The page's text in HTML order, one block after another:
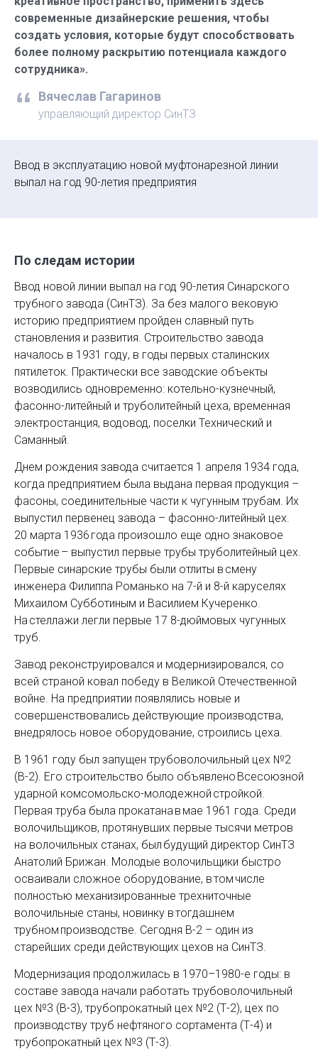
современные дизайнерские решения, чтобы
создать условия, которые будут способствовать
более полному раскрытию потенциала каждого
сотрудника».
Вячеслав Гагаринов
управляющий директор СинТЗ
Ввод в эксплуатацию новой муфтонарезной линии
выпал на год 90-летия предприятия
По следам истории
Ввод новой линии выпал на год 90-летия Синарского
трубного завода (СинТЗ). За без малого вековую
историю предприятием пройден славный путь
становления и развития. Строительство завода
началось в 1931 году, в годы первых сталинских
пятилеток. Практически все заводские объекты
возводились одновременно: котельно-­кузнечный,
фасонно-литейный и труболитейный цеха, временная
электростанция, водовод, поселки Технический и
Саманный.
Днем рождения завода считается 1 апреля 1934 года,
когда предприятием была выдана первая продукция –
фасоны, соединительные части к чугунным трубам. Их
выпустил первенец завода – фасонно-литейный цех.
20 марта 1936 года произошло еще одно знаковое
событие – выпустил первые трубы труболитейный цех.
Первые синарские трубы были отлиты в смену
инженера Филиппа Романько на 7-й и 8-й каруселях
Михаилом Субботиным и Василием Кучеренко.
На стеллажи легли первые 17 8-дюймовых чугунных
труб.
Завод реконструировался и модернизировался, со
всей страной ковал победу в Великой Отечественной
войне. На предприятии появлялись новые и
совершенствовались действующие производства,
внедрялось новое оборудование, строились цеха.
В 1961 году был запущен трубоволочильный цех №2
(В-2). Его строительство было объявлено Всесоюзной
ударной комсомольско-молодежной стройкой.
Первая труба была прокатана в мае 1961 года. Среди
волочильщиков, протянувших первые тысячи метров
на волочильных станах, был будущий директор СинТЗ
Анатолий Брижан. Молодые волочильщики быстро
осваивали сложное оборудование, в том числе
полностью механизированные трехниточные
волочильные станы, новинку в тогдашнем
трубном производстве. Сегодня В-2 – один из
старейших среди действующих цехов на СинТЗ.
Модернизация продолжилась в 1970–1980-е годы: в
составе завода начали работать трубоволочильный
цех №3 (В-3), трубопрокатный цех №2 (Т-2), цех по
производству труб нефтяного сортамента (Т-4) и
трубопрокатный цех №3 (Т-3).